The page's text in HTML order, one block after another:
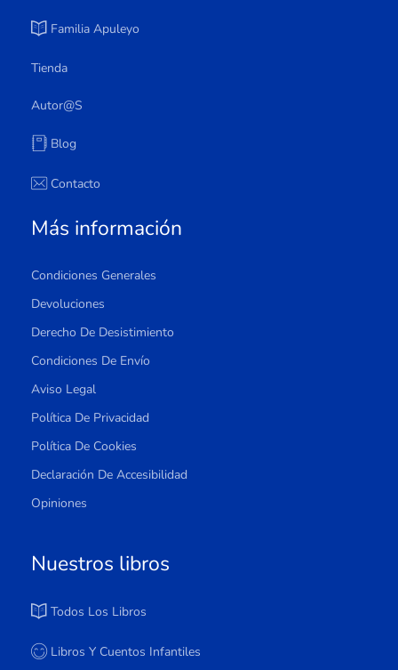
Familia Apuleyo
Tienda
Autor@s
Blog
Contacto
Más información
Condiciones Generales
Devoluciones
Derecho De Desistimiento
Condiciones De Envío
Aviso Legal
Política De Privacidad
Política De Cookies
Declaración De Accesibilidad
Opiniones
Nuestros libros
Todos Los Libros
Libros Y Cuentos Infantiles